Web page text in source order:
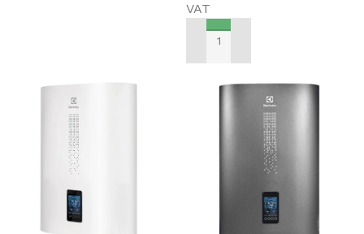
VAT
DODAJ DO KOSZYKA